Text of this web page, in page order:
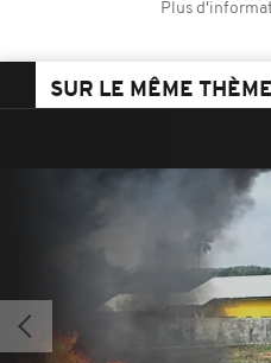
Plus
SUR LE MÊME THÈME